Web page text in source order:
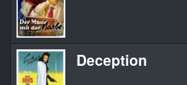
Deception